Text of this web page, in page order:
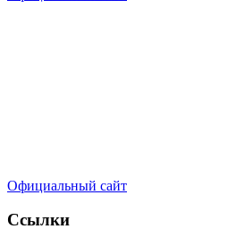
Официальный сайт
Ссылки